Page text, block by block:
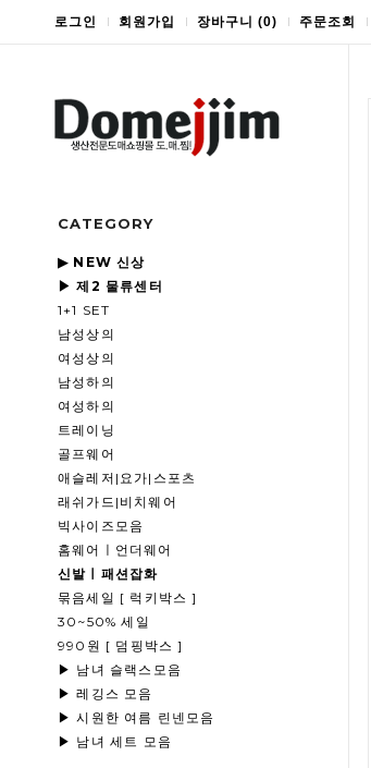
로그인 회원가입 장바구니 (0) 주문조회
CATEGORY
▶ NEW 신상
▶ 제2 물류센터
1+1 SET
남성상의
여성상의
남성하의
여성하의
트레이닝
골프웨어
애슬레저|요가|스포츠
래쉬가드|비치웨어
빅사이즈모음
홈웨어ㅣ언더웨어
신발ㅣ패션잡화
묶음세일 [ 럭키박스 ]
30~50% 세일
990원 [ 덤핑박스 ]
▶ 남녀 슬랙스모음
▶ 레깅스 모음
▶ 시원한 여름 린넨모음
▶ 남녀 세트 모음